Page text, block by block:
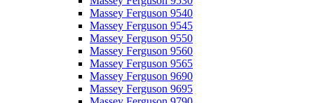
Massey Ferguson 9540
Massey Ferguson 9545
Massey Ferguson 9550
Massey Ferguson 9560
Massey Ferguson 9565
Massey Ferguson 9690
Massey Ferguson 9695